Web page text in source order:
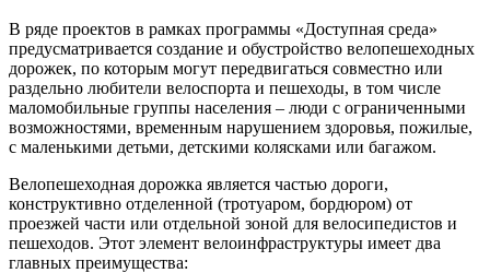
В ряде проектов в рамках программы «Доступная среда»
предусматривается создание и обустройство велопешеходных
дорожек, по которым могут передвигаться совместно или
раздельно любители велоспорта и пешеходы, в том числе
маломобильные группы населения – люди с ограниченными
возможностями, временным нарушением здоровья, пожилые,
с маленькими детьми, детскими колясками или багажом.
Велопешеходная дорожка является частью дороги,
конструктивно отделенной (тротуаром, бордюром) от
проезжей части или отдельной зоной для велосипедистов и
пешеходов. Этот элемент велоинфраструктуры имеет два
главных преимущества: